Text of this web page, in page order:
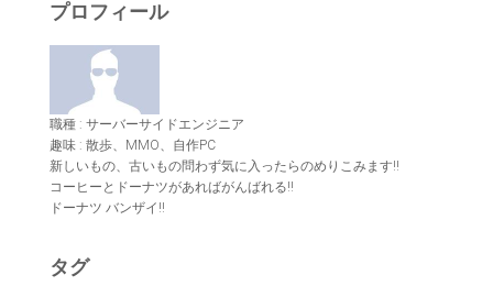
プロフィール
職種 : サーバーサイドエンジニア
趣味 : 散歩、MMO、自作PC
新しいもの、古いもの問わず気に入ったらのめりこみます!!
コーヒーとドーナツがあればがんばれる!!
ドーナツ バンザイ!!
タグ